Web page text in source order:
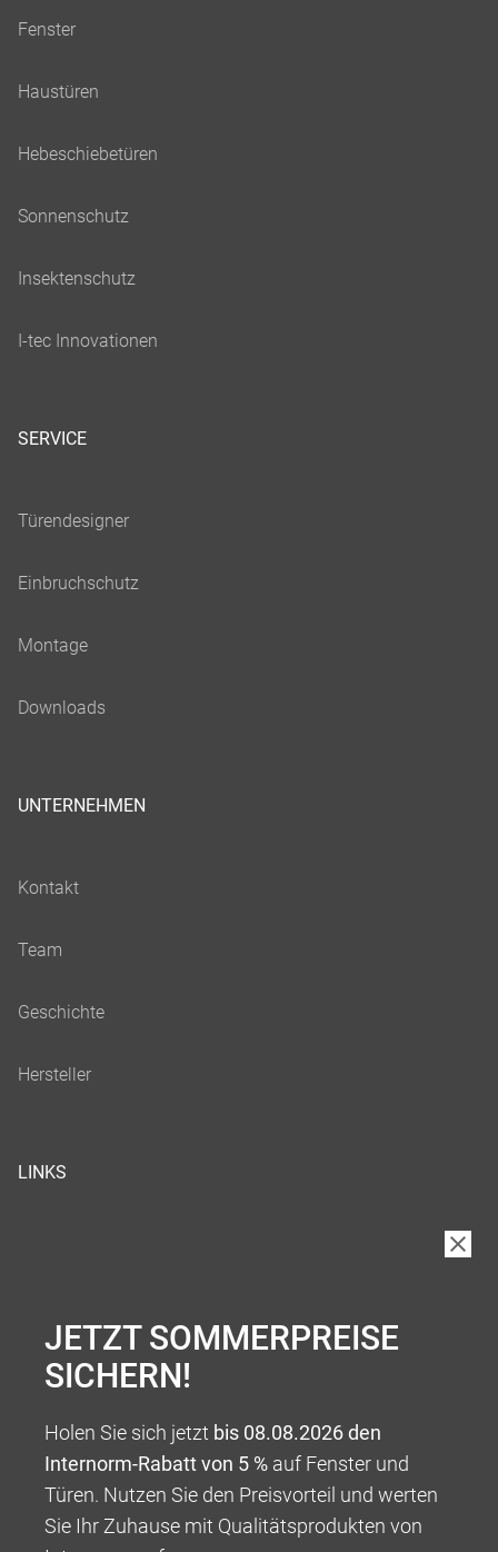
SERVICE
UNTERNEHMEN
LINKS
JETZT SOMMERPREISE
SICHERN!
Holen Sie sich jetzt bis 08.08.2026 den
Internorm-Rabatt von 5 % auf Fenster und
Türen. Nutzen Sie den Preisvorteil und werten
Sie Ihr Zuhause mit Qualitätsprodukten von